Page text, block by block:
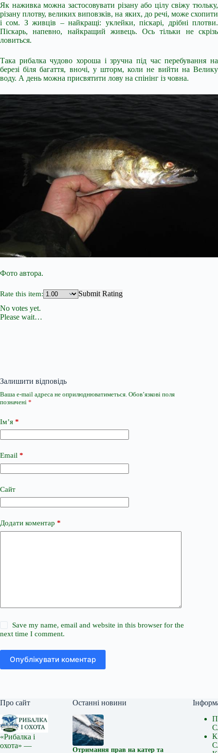
Як наживка можна застосовувати різану або цілу свіжу тюльку,
різану плотву, великих виповзків, на яких, до речі, може схопити
і сом. З живців – найкращі: уклейки, піскарі, дрібні плотви.
Піскарь, напевно, найкращий живець. Ось тільки не скрізь
ловиться.
Така рибалка чудово хороша і зручна під час перебування на
березі біля багаття, вночі, у шторм, коли не вийти на Велику
воду. А день можна присвятити лову на спінінг із човна.
Фото автора.
Rate this item:
Submit Rating
No votes yet.
Please wait…
Залишити відповідь
Ваша e-mail адреса не оприлюднюватиметься. Обов’язкові поля
позначені *
Ім’я *
Email *
Сайт
Додати коментар *
Save my name, email and website in this browser for the
next time I comment.
Опублікувати коментар
Про сайт
«Рибалка і
охота» —
Останні новини
Отримання прав на катер та